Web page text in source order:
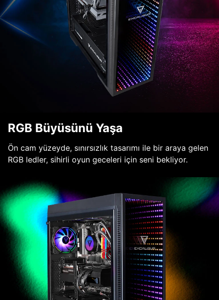
RGB Büyüsünü Yaşa
Ön cam yüzeyde, sınırsızlık tasarımı ile bir araya gelen
RGB ledler, sihirli oyun geceleri için seni bekliyor.